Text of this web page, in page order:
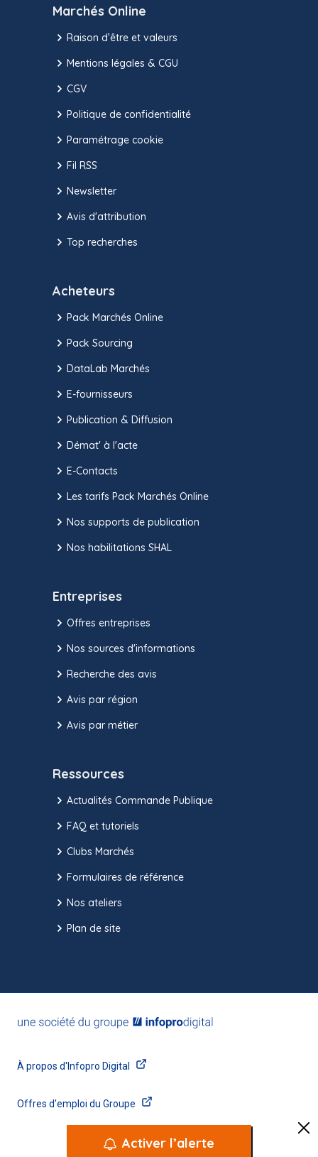
Activer l’alerte
Marchés Online
Raison d’être et valeurs
Mentions légales & CGU
CGV
Politique de confidentialité
Paramétrage cookie
Fil RSS
Newsletter
Avis d'attribution
Top recherches
Acheteurs
Pack Marchés Online
Pack Sourcing
DataLab Marchés
E-fournisseurs
Publication & Diffusion
Démat' à l'acte
E-Contacts
Les tarifs Pack Marchés Online
Nos supports de publication
Nos habilitations SHAL
Entreprises
Offres entreprises
Nos sources d'informations
Recherche des avis
Avis par région
Avis par métier
Ressources
Actualités Commande Publique
FAQ et tutoriels
Clubs Marchés
Formulaires de référence
Nos ateliers
Plan de site